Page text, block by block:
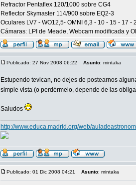
Refractor Pentaflex 120/1000 sobre CG4
Reflector Skymaster 114/900 sobre EQ2-3
Oculares LV7 - WO12,5- OMNI 6,3 - 10 - 15 - 17 -
Cámaras: LPI de Meade, Webcam modificada y
Publicado: 27 Nov 2008 06:22 Asunto: mintaka
Estupendo tevican, no dejes de postearnos
simple vista (o perdérmelo, depende de las
Saludos
http://www.educa.madrid.org/web/
Publicado: 01 Dic 2008 04:21 Asunto: mintaka